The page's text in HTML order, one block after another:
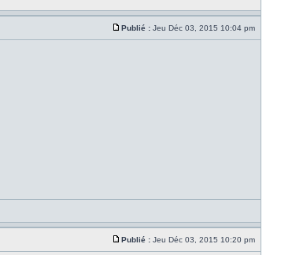
Publié : Jeu Déc 03, 2015 10:04 pm
Publié : Jeu Déc 03, 2015 10:20 pm